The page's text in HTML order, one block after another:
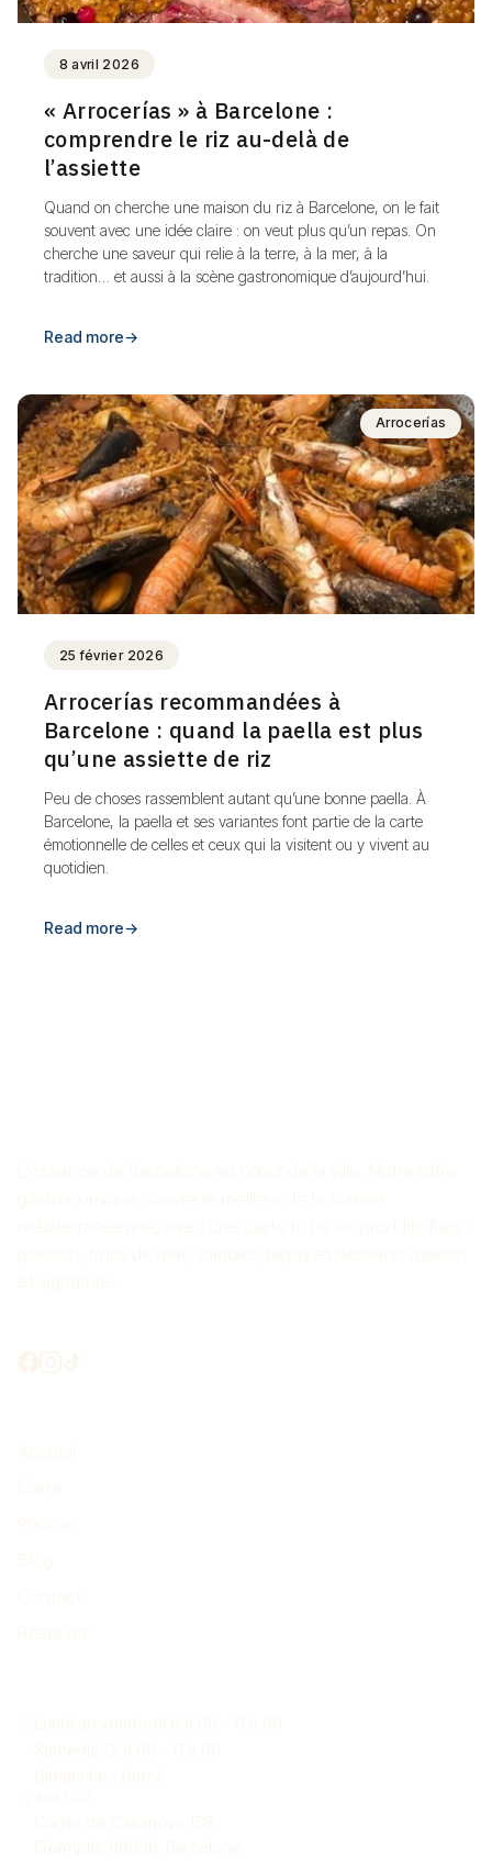
8 avril 2026
« Arrocerías » à Barcelone :
comprendre le riz au-delà de
l’assiette
Quand on cherche une maison du riz à Barcelone, on le fait
souvent avec une idée claire : on veut plus qu’un repas. On
cherche une saveur qui relie à la terre, à la mer, à la
tradition… et aussi à la scène gastronomique d’aujourd’hui.
Read more→
Arrocerías
25 février 2026
Arrocerías recommandées à
Barcelone : quand la paella est plus
qu’une assiette de riz
Peu de choses rassemblent autant qu’une bonne paella. À
Barcelone, la paella et ses variantes font partie de la carte
émotionnelle de celles et ceux qui la visitent ou y vivent au
quotidien.
Read more→